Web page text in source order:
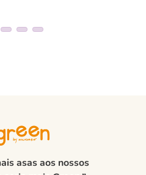
asas aos nossos